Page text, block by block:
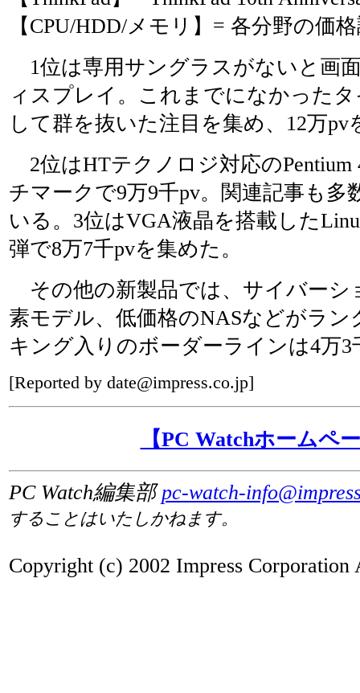
【CPU/HDD/メモリ】= 各分野の価
1位は専用サングラスがないと画
ィスプレイ。これまでになかった
して群を抜いた注目を集め、12万pv
2位はHTテクノロジ対応のPentium
チマークで9万9千pv。関連記事も多
いる。3位はVGA液晶を搭載した
弾で8万7千pvを集めた。
その他の新製品では、サイバーシ
素モデル、低価格のNASなどがラ
キング入りのボーダーラインは4万3
[Reported by date@impress.co.jp]
【PC Watchホームペ
PC Watch編集部pc-watch-
することはいたしかねます。
Copyright (c) 2002 Impress Corporation